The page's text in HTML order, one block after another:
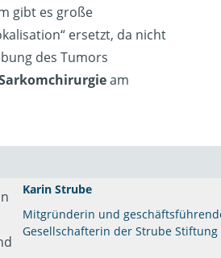
gibt es große
ersetzt, da nicht
des Tumors
am
Karin Strube
Mitgründerin und
Gesellschafterin der Strube Stiftung